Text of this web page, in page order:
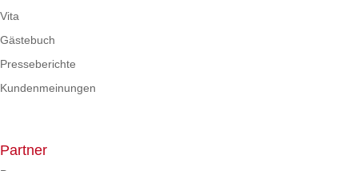
Vita
Gästebuch
Presseberichte
Kundenmeinungen
Partner